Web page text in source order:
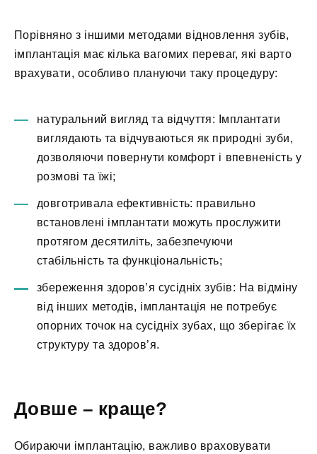
Порівняно з іншими методами відновлення зубів,
імплантація має кілька вагомих переваг, які варто
врахувати, особливо плануючи таку процедуру:
натуральний вигляд та відчуття: Імплантати
виглядають та відчуваються як природні зуби,
дозволяючи повернути комфорт і впевненість у
розмові та їжі;
довготривала ефективність: правильно
встановлені імплантати можуть прослужити
протягом десятиліть, забезпечуючи
стабільність та функціональність;
збереження здоров’я сусідніх зубів: На відміну
від інших методів, імплантація не потребує
опорних точок на сусідніх зубах, що зберігає їх
структуру та здоров’я.
Довше – краще?
Обираючи імплантацію, важливо враховувати